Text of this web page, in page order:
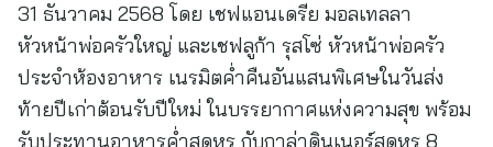
31 ธันวาคม 2568 โดย เชฟแอนเดรีย มอลเทลลา
หัวหน้าพ่อครัวใหญ่ และเชฟลูก้า รุสโซ่ หัวหน้าพ่อครัว
ประจำห้องอาหาร เนรมิตค่ำคืนอันแสนพิเศษในวันส่ง
ท้ายปีเก่าต้อนรับปีใหม่ ในบรรยากาศแห่งความสุข พร้อม
รับประทานอาหารค่ำสุดหรู กับกาล่าดินเนอร์สุดหรู 8